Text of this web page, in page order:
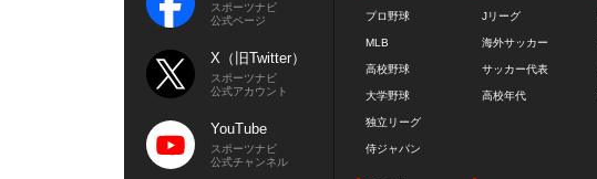
スポーツナビ
公式ページ
X（旧Twitter）
スポーツナビ
公式アカウント
YouTube
スポーツナビ
公式チャンネル
プロ野球
MLB
高校野球
大学野球
独立リーグ
侍ジャパン
Jリーグ
海外サッカー
サッカー代表
高校年代